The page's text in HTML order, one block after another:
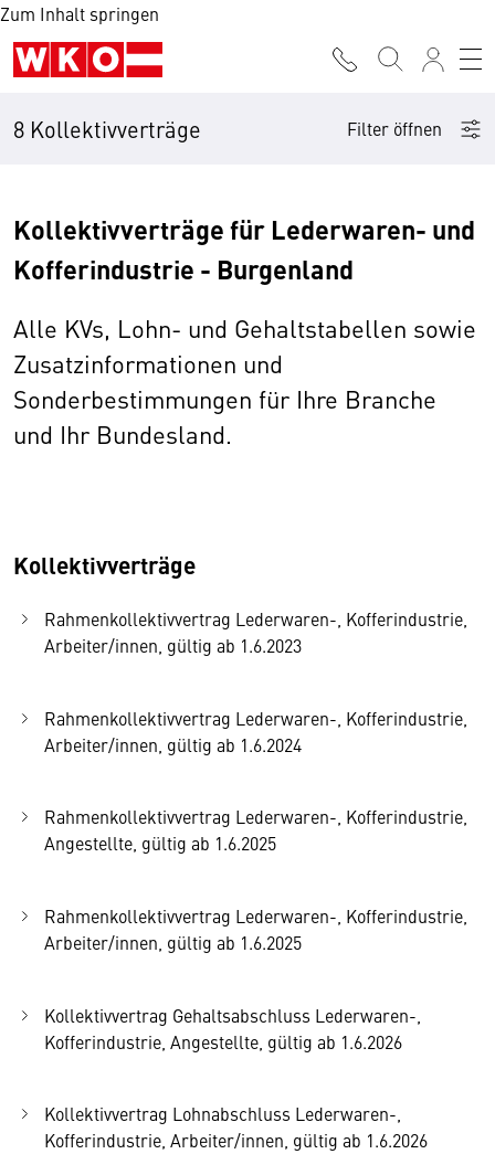
Zum Inhalt springen
8 Kollektivverträge Filter öffnen
Kollektivverträge für Lederwaren- und
Kofferindustrie - Burgenland
Alle KVs, Lohn- und Gehaltstabellen sowie
Zusatzinformationen und
Sonderbestimmungen für Ihre Branche
und Ihr Bundesland.
Kollektivverträge
Rahmenkollektivvertrag Lederwaren-, Kofferindustrie,
Arbeiter/innen, gültig ab 1.6.2023
Rahmenkollektivvertrag Lederwaren-, Kofferindustrie,
Arbeiter/innen, gültig ab 1.6.2024
Rahmenkollektivvertrag Lederwaren-, Kofferindustrie,
Angestellte, gültig ab 1.6.2025
Rahmenkollektivvertrag Lederwaren-, Kofferindustrie,
Arbeiter/innen, gültig ab 1.6.2025
Kollektivvertrag Gehaltsabschluss Lederwaren-,
Kofferindustrie, Angestellte, gültig ab 1.6.2026
Kollektivvertrag Lohnabschluss Lederwaren-,
Kofferindustrie, Arbeiter/innen, gültig ab 1.6.2026